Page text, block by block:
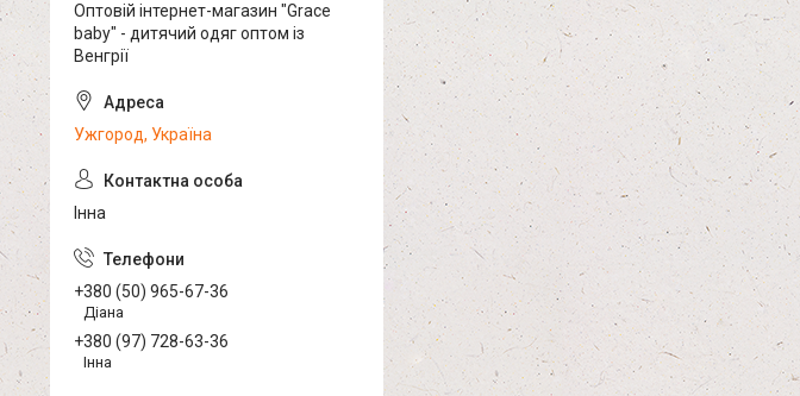
Оптовій інтернет-магазин "Grace
baby" - дитячий одяг оптом із
Венгрії
Ужгород, Україна
Інна
+380 (50) 965-67-36
Діана
+380 (97) 728-63-36
Інна